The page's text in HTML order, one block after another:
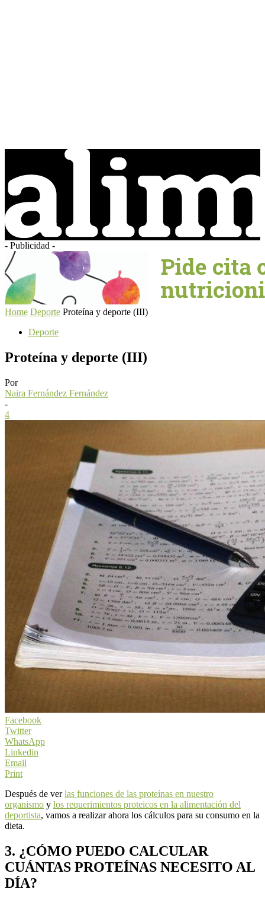
- Publicidad -
Home Deporte Proteína y deporte (III)
Deporte
Proteína y deporte (III)
Por
Naira Fernández Fernández
-
4
Facebook
Twitter
WhatsApp
Linkedin
Email
Print
Después de verlas funciones de las proteínas en nuestro
organismo y los requerimientos proteicos en la alimentación del
deportista, vamos a realizar ahora los cálculos para su consumo en la
dieta.
3. ¿CÓMO PUEDO CALCULAR
CUÁNTAS PROTEÍNAS NECESITO AL
DÍA?